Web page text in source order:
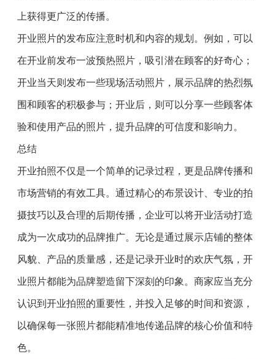
上获得更广泛的传播。
开业照片的发布应注意时机和内容的规划。例如，可以
在开业前发布一波预热照片，吸引潜在顾客的好奇心；
开业当天则发布一些现场活动照片，展示品牌的热烈氛
围和顾客的积极参与；开业后，则可以分享一些顾客体
验和使用产品的照片，提升品牌的可信度和影响力。
总结
开业拍照不仅是一个简单的记录过程，更是品牌传播和
市场营销的有效工具。通过精心的布景设计、专业的拍
摄技巧以及合理的后期传播，企业可以将开业活动打造
成为一次成功的品牌推广。无论是通过展示店铺的整体
风貌、产品的质量感，还是记录开业时的欢庆气氛，开
业照片都能为品牌塑造留下深刻的印象。商家应当充分
认识到开业拍照的重要性，并投入足够的时间和资源，
以确保每一张照片都能精准地传递品牌的核心价值和特
色。